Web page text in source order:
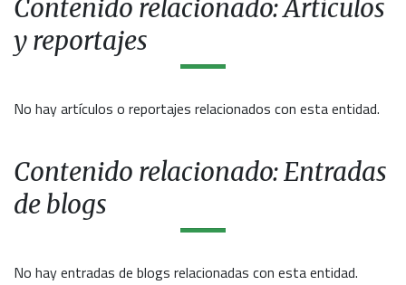
Contenido relacionado: Artículos
y reportajes
No hay artículos o reportajes relacionados con esta entidad.
Contenido relacionado: Entradas
de blogs
No hay entradas de blogs relacionadas con esta entidad.